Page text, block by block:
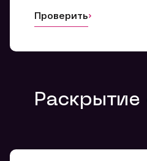
Проверить
Раскрытие